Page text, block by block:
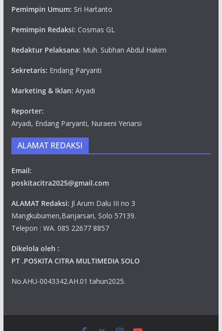
Pemimpin Umum: Sri Hartanto
Pemimpin Redaksi: Cosmas GL
Redaktur Pelaksana: Muh. Subhan Abdul Hakim
Sekretaris: Endang Paryanti
Marketing & Iklan: Aryadi
Reporter:
Aryadi, Endang Paryanti, Nuraeni Yeriarsi
ALAMAT REDAKSI
Email:
poskitacitra2025@gmail.com
ALAMAT Redaksi: Jl Arum Dalu III no 3
Mangkubumen,Banjarsari, Solo 57139.
Telepon : WA. 085 22677 8857
Dikelola oleh :
PT .POSKITA CITRA MULTIMEDIA SOLO
No.AHU-0043342.AH.01 tahun2025.